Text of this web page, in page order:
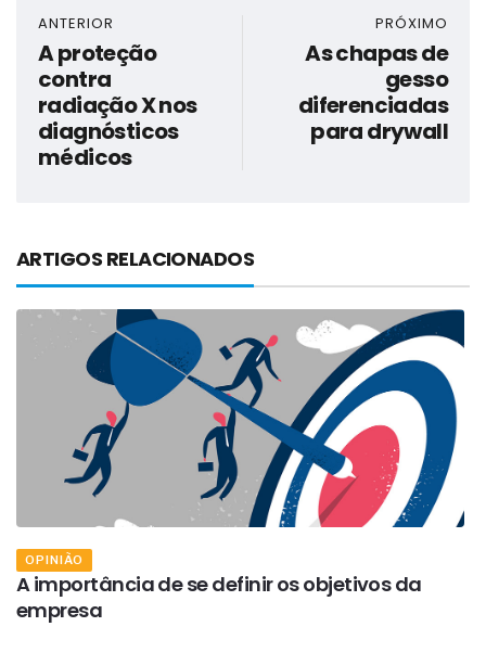
ANTERIOR
A proteção
contra
radiação X nos
diagnósticos
médicos
PRÓXIMO
As chapas de
gesso
diferenciadas
para drywall
ARTIGOS RELACIONADOS
OPINIÃO
A importância de se definir os objetivos da
empresa